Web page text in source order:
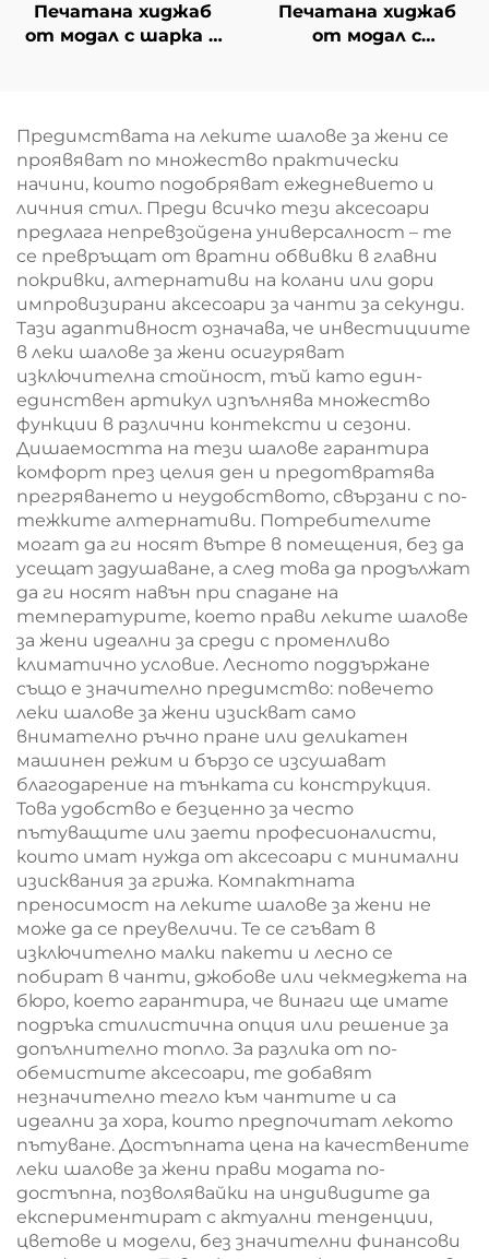
Печатана хиджаб
от модал с шарка в
Печатана хиджаб
от модал с
Предимствата на леките шалове за жени се
проявяват по множество практически
начини, които подобряват ежедневието и
личния стил. Преди всичко тези аксесоари
предлага непревзойдена универсалност – те
се превръщат от вратни обвивки в главни
покривки, алтернативи на колани или дори
импровизирани аксесоари за чанти за секунди.
Тази адаптивност означава, че инвестициите
в леки шалове за жени осигуряват
изключителна стойност, тъй като един-
единствен артикул изпълнява множество
функции в различни контексти и сезони.
Дишаемостта на тези шалове гарантира
комфорт през целия ден и предотвратява
прегряването и неудобството, свързани с по-
тежките алтернативи. Потребителите
могат да ги носят вътре в помещения, без да
усещат задушаване, а след това да продължат
да ги носят навън при спадане на
температурите, което прави леките шалове
за жени идеални за среди с променливо
климатично условие. Лесното поддържане
също е значително предимство: повечето
леки шалове за жени изискват само
внимателно ръчно пране или деликатен
машинен режим и бързо се изсушават
благодарение на тънката си конструкция.
Това удобство е безценно за често
пътуващите или заети професионалисти,
които имат нужда от аксесоари с минимални
изисквания за грижа. Компактната
преносимост на леките шалове за жени не
може да се преувеличи. Те се сгъват в
изключително малки пакети и лесно се
побират в чанти, джобове или чекмеджета на
бюро, което гарантира, че винаги ще имате
подръка стилистична опция или решение за
допълнително топло. За разлика от по-
обемистите аксесоари, те добавят
незначително тегло към чантите и са
идеални за хора, които предпочитат лекото
пътуване. Достъпната цена на качествените
леки шалове за жени прави модата по-
достъпна, позволявайки на индивидите да
експериментират с актуални тенденции,
цветове и модели, без значителни финансови